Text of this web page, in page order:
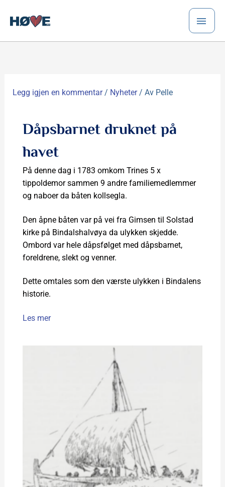
rett
innholdet
Legg igjen en kommentar / Nyheter/ Av Pelle
Dåpsbarnet druknet på
havet
På denne dag i 1783 omkom Trines 5 x
tippoldemor sammen 9 andre familiemedlemmer
og naboer da båten kollsegla.
Den åpne båten var på vei fra Gimsen til Solstad
kirke på Bindalshalvøya da ulykken skjedde.
Ombord var hele dåpsfølget med dåpsbarnet,
foreldrene, slekt og venner.
Dette omtales som den værste ulykken i Bindalens
historie.
Les mer